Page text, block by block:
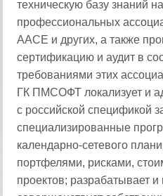
техническую базу знаний
профессиональных
AACE и других, а также
сертификацию и аудит в
требованиями этих
ГК ПМСОФТ локализует и
с российской спецификой
специализированные
календарно-сетевого
портфелями, рисками,
проектов; разрабатывает и